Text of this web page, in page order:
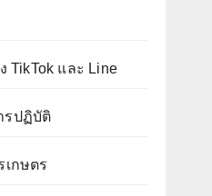
TikTok และ Line
รปฏิบัติ
เกษตร